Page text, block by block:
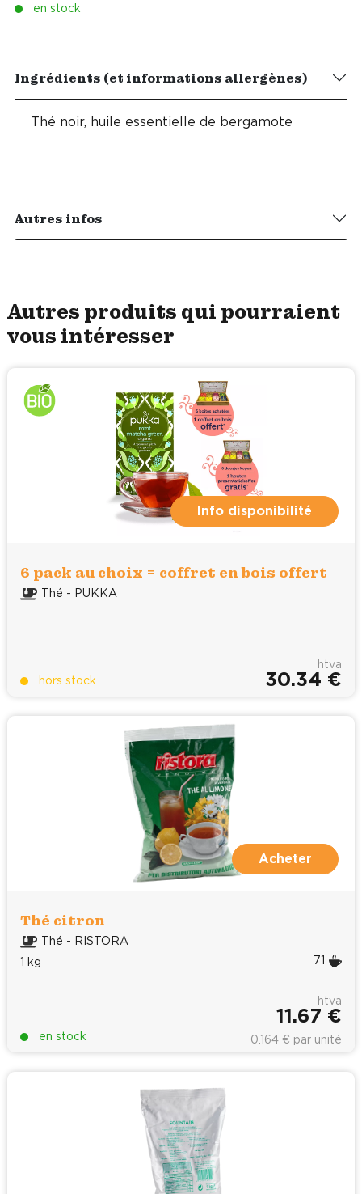
en stock
Ingrédients (et informations allergènes)
Thé noir, huile essentielle de bergamote
Autres infos
Autres produits qui pourraient
vous intéresser
Info disponibilité
6 pack au choix = coffret en bois offert
Thé - PUKKA
hors stock
htva
30.34 €
Acheter
Thé citron
Thé - RISTORA
1 kg
71
en stock
htva
11.67 €
0.164 € par unité